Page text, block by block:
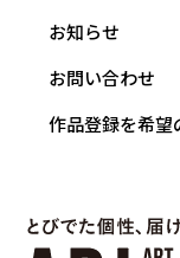
お知らせ
お問い合わせ
作品登録を希望